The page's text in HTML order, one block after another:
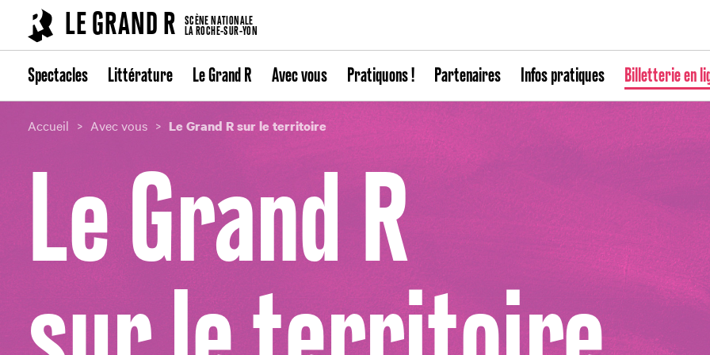
LE GRAND R
SCÈNE NATIONALE
LA ROCHE-SUR-YON
Spectacles Littérature Le Grand R Avec vous Pratiquons ! Partenaires Infos pratiques Billetterie en
Accueil Avec vous Le Grand R sur le territoire
Le Grand R
Cookies management panel